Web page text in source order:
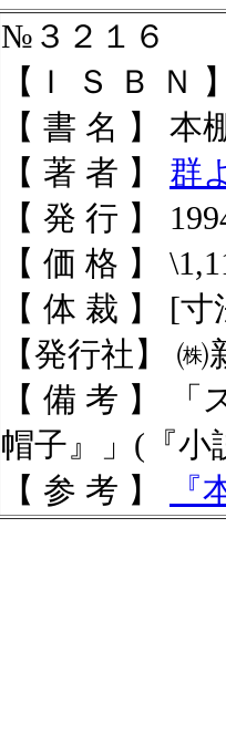
№３２１６
【Ｉ Ｓ Ｂ Ｎ
【 書 名 】
【 著 者 】 群
【 発 行 】
【 価 格 】
【 体 裁 】
[寸
【発行社】 ㈱
【 備 考 】
帽子』」(『小
【 参 考 】